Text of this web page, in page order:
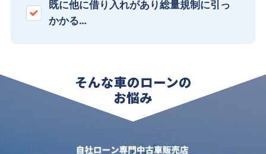
既に他に借り入れがあり総量規制に引っ
かかる…
そんな車のローンの
お悩み